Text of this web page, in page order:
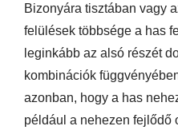
Bizonyára tisztában vagy
felülések többsége a has
leginkább az alsó részét
kombinációk
azonban, hogy a has
például a nehezen fejlődő